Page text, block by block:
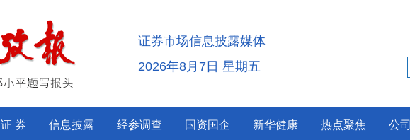
证券市场信息披露媒体
2026年8月7日 星期五
证 券 信息披露 经参调查 国资国企 新华健康 热点聚焦 公